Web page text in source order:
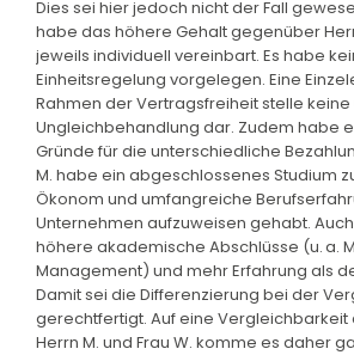
Dies sei hier jedoch nicht der Fall
habe das höhere Gehalt gegenüber
jeweils individuell vereinbart. Es habe
Einheitsregelung vorgelegen. Eine
Rahmen der Vertragsfreiheit stelle
Ungleichbehandlung dar. Zudem habe
Gründe für die unterschiedliche
M. habe ein abgeschlossenes Studium
Ökonom und umfangreiche
Unternehmen aufzuweisen gehabt.
höhere akademische Abschlüsse (u. a.
Management) und mehr Erfahrung als
Damit sei die Differenzierung bei der
gerechtfertigt. Auf eine Vergleichbarkeit
Herrn M. und Frau W. komme es daher